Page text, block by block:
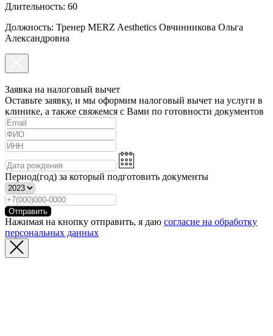
Длительность: 60
Должность: Тренер MERZ Aesthetics Овчинникова Ольга
Александровна
Заявка на налоговый вычет
Оставьте заявку, и мы оформим налоговый вычет на услуги в
клинике, а также свяжемся с Вами по готовности документов
Период(год) за который подготовить документы
Отправить
Нажимая на кнопку отправить, я даю согласие на обработку
персональных данных